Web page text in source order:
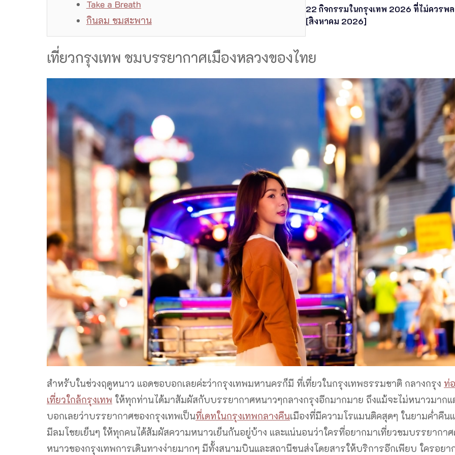
Take a Breath
กินลม ชมสะพาน
22 กิจกรรมในกรุงเทพ 2026 ที่ไม่ควรพ
[สิงหาคม 2026]
เที่ยวกรุงเทพ ชมบรรยากาศเมืองหลวงของไทย
สำหรับในช่วงฤดูหนาว แอดขอบอกเลยค่ะว่ากรุงเทพมหานครก็มี ที่เที่ยวในกรุงเทพธรรมชาติ กลางกรุง ท่
เที่ยวใกล้กรุงเทพ ให้ทุกท่านได้มาสัมผัสกับบรรยากาศหนาวๆกลางกรุงอีกมากมาย ถึงแม้จะไม่หนาวมากแ
บอกเลยว่าบรรยากาศของกรุงเทพเป็นที่เดทในกรุงเทพกลางคืนเมืองที่มีความโรแมนติคสุดๆ ในยามค่ำคืน
มีลมโชยเย็นๆ ให้ทุกคนได้สัมผัสความหนาวเย็นกันอยู่บ้าง และแน่นอนว่าใครที่อยากมาเที่ยวชมบรรยากา
หนาวของกรุงเทพการเดินทางง่ายมากๆ มีทั้งสนามบินและสถานีขนส่งโดยสารให้บริการอีกเพียบ ใครอยา